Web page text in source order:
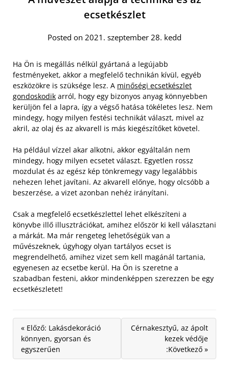
ecsetkészlet
Posted on 2021. szeptember 28. kedd
Ha Ön is megállás nélkül gyártaná a legújabb
festményeket, akkor a megfelelő technikán kívül, egyéb
eszközökre is szüksége lesz. A minőségi ecsetkészlet
gondoskodik arról, hogy egy bizonyos anyag könnyebben
kerüljön fel a lapra, így a végső hatása tökéletes lesz. Nem
mindegy, hogy milyen festési technikát választ, mivel az
akril, az olaj és az akvarell is más kiegészítőket követel.
Ha például vízzel akar alkotni, akkor egyáltalán nem
mindegy, hogy milyen ecsetet választ. Egyetlen rossz
mozdulat és az egész kép tönkremegy vagy legalábbis
nehezen lehet javítani. Az akvarell előnye, hogy olcsóbb a
beszerzése, a vizet azonban nehéz irányítani.
Csak a megfelelő ecsetkészlettel lehet elkészíteni a
könyvbe illő illusztrációkat, amihez először ki kell választani
a márkát. Ma már rengeteg lehetőségük van a
művészeknek, úgyhogy olyan tartályos ecset is
megrendelhető, amihez vizet sem kell magánál tartania,
egyenesen az ecsetbe kerül. Ha Ön is szeretne a
szabadban festeni, akkor mindenképpen szerezzen be egy
ecsetkészletet!
« Előző: Lakásdekoráció
könnyen, gyorsan és
egyszerűen
Cérnakesztyű, az ápolt
kezek védője
:Következő »